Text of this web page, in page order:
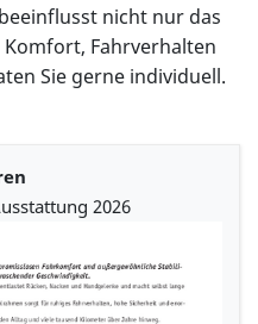
nicht nur das
Fahrverhalten
Sie gerne individuell.
2026